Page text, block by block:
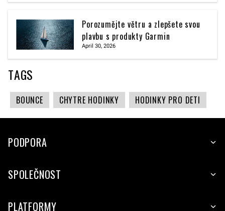
Porozumějte větru a zlepšete svou
plavbu s produkty Garmin
April 30, 2026
TAGS
BOUNCE CHYTRE HODINKY HODINKY PRO DETI
PODPORA
SPOLEČNOST
PLATFORMY